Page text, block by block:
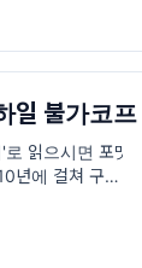
불가코프
읽으시면 포맷
년에 걸쳐 구상